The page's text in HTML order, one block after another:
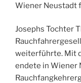
Wiener Neustadt
Josephs Tochter
weiterführte. Mit
endete in Wiener